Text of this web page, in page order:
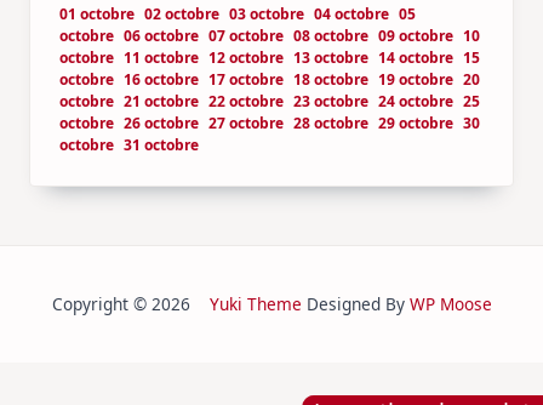
01 octobre 02 octobre 03 octobre 04 octobre 05
octobre 06 octobre 07 octobre 08 octobre 09 octobre 10
octobre 11 octobre 12 octobre 13 octobre 14 octobre 15
octobre 16 octobre 17 octobre 18 octobre 19 octobre 20
octobre 21 octobre 22 octobre 23 octobre 24 octobre 25
octobre 26 octobre 27 octobre 28 octobre 29 octobre 30
octobre 31 octobre
Copyright © 2026 Yuki Theme Designed By WP Moose